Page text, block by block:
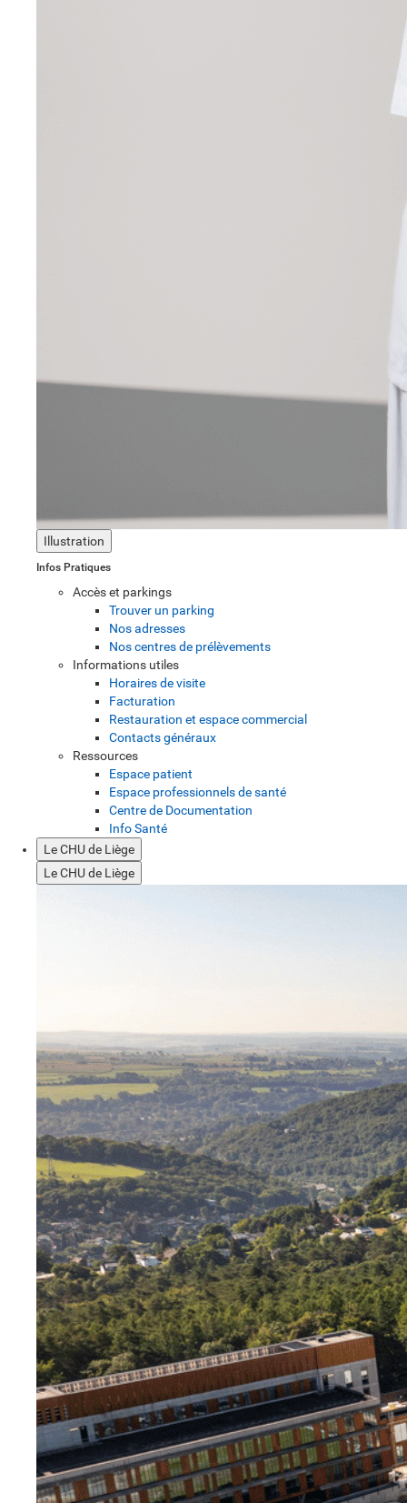
Illustration
Infos Pratiques
Accès et parkings
Trouver un parking
Nos adresses
Nos centres de prélèvements
Informations utiles
Horaires de visite
Facturation
Restauration et espace commercial
Contacts généraux
Ressources
Espace patient
Espace professionnels de santé
Centre de Documentation
Info Santé
Le CHU de Liège
Le CHU de Liège